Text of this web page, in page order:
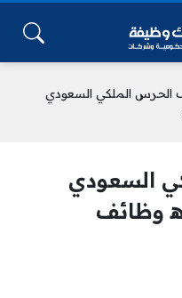
الحرس الملكي السعودي
السعودي
الثانوية 1445ه‍ وظائف